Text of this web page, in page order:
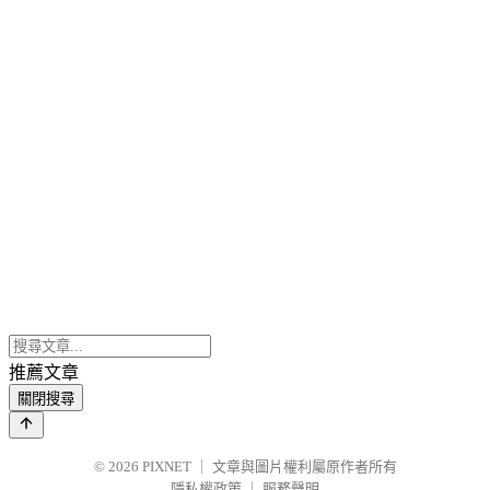
推薦文章
關閉搜尋
© 2026 PIXNET
文章與圖片權利屬原作者所有